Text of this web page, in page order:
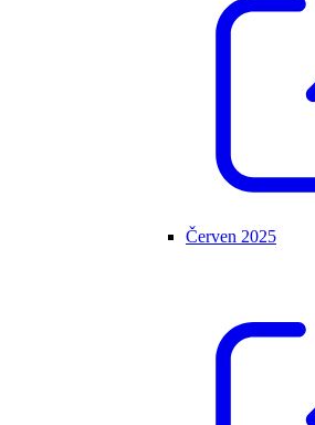
Červen 2025